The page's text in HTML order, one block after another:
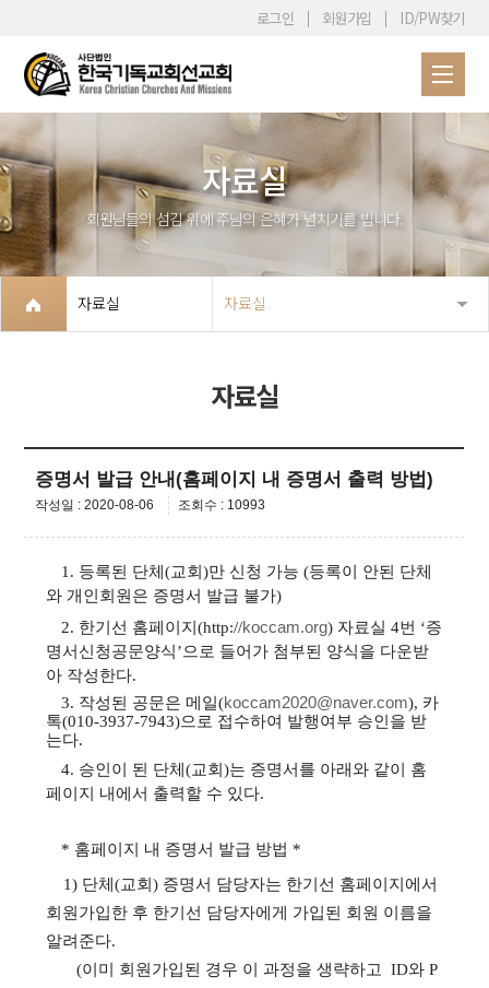
로그인 회원가입 ID/PW찾기
자료실
회원님들의 섬김 위에 주님의 은혜가 넘치기를 빕니다.
자료실 자료실
자료실
증명서 발급 안내(홈페이지 내 증명서 출력 방법)
작성일 : 2020-08-06 조회수 : 10993
1. 등록된 단체 (교회 )만신청 가능 (등록이 안된 단체
와 개인회원은 증명서 발급 불가)
2. 한기선 홈페이지 (http://koccam.org) 자료실 4번 ‘증
명서신청공문양식’으로 들어가 첨부된 양식을 다운받
아 작성한다.
3. 작성된 공문은 메일(koccam2020@naver.com), 카
톡(010-3937-7943)으로 접수하여 발행여부 승인을 받
는다.
4. 승인이 된 단체(교회)는 증명서를 아래와 같이 홈
페이지 내에서 출력할 수 있다.
* 홈페이지 내 증명서 발급 방법 *
1) 단체(교회) 증명서 담당자는 한기선 홈페이지에서
회원가입한 후 한기선 담당자에게 가입된 회원 이름을
알려준다.
(이미 회원가입된 경우 이 과정을 생략하고 ID와 P